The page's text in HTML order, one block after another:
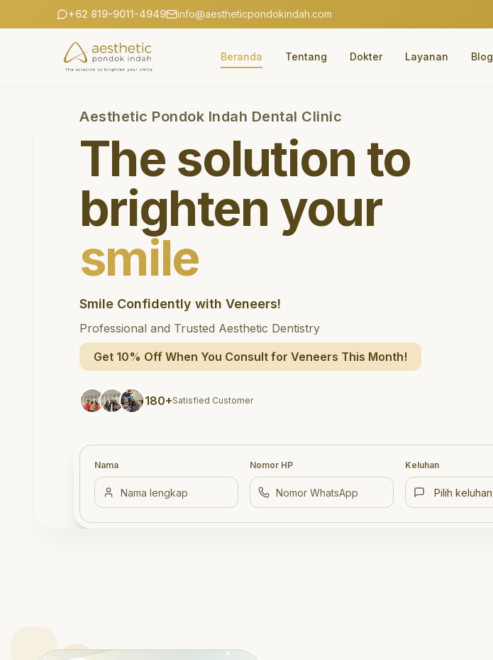
+62 819-9011-4949 info@aestheticpondokindah.com
Beranda Tentang Dokter Layanan Blog
Aesthetic Pondok Indah Dental Clinic
The solution to
brighten your
smile
Smile Confidently with Veneers!
Professional and Trusted Aesthetic Dentistry
Get 10% Off When You Consult for Veneers This Month!
180+Satisfied Customer
Nama Nomor HP Keluhan